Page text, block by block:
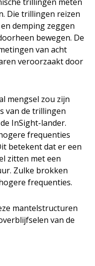
Die trillingen reizen
demping zeggen
bewegen. De
van acht
veroorzaakt door
mengsel zou zijn
van de trillingen
InSight-lander.
frequenties
betekent dat er een
zitten met een
Zulke brokken
frequenties.
mantelstructuren
van de